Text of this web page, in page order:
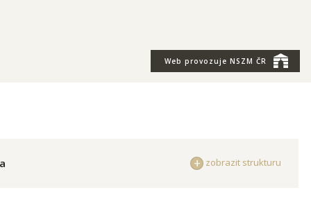
Web provozuje NSZM ČR
zobrazit strukturu